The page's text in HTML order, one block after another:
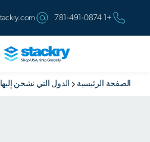
+1 781-491-0874
الصفحة الرئيسية الدول التي نشحن إليها